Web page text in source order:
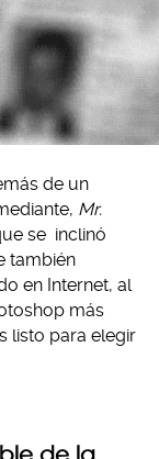
de un
Mr.
se inclinó
también
en Internet, al
más
listo para elegir